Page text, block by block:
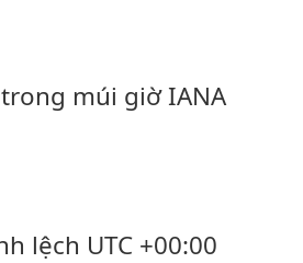
múi giờ IANA
lệch UTC +00:00